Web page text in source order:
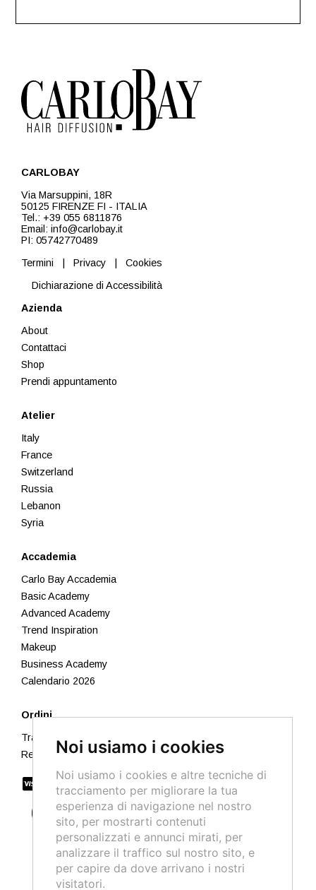
Noi usiamo i cookies
Noi usiamo i cookies e altre tecniche di
tracciamento per migliorare la tua
esperienza di navigazione nel nostro
sito, per mostrarti contenuti
personalizzati e annunci mirati, per
analizzare il traffico sul nostro sito, e
per capire da dove arrivano i nostri
visitatori.
CARLOBAY
Via Marsuppini, 18R
50125 FIRENZE FI - ITALIA
Tel.: +39 055 6811876
Email: info@carlobay.it
PI: 05742770489
Termini
Privacy
Cookies
Dichiarazione di Accessibilità
Azienda
About
Contattaci
Shop
Prendi appuntamento
Atelier
Italy
France
Switzerland
Russia
Lebanon
Syria
Accademia
Carlo Bay Accademia
Basic Academy
Advanced Academy
Trend Inspiration
Makeup
Business Academy
Calendario 2026
Ordini
Traccia il tuo ordine
Resi e Rimborsi